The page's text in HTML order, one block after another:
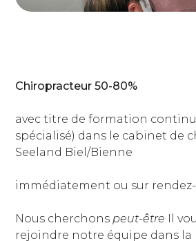
Chiropracteur 50-80%
avec titre de formation
spécialisé) dans le cabinet de
Seeland Biel/Bienne
immédiatement ou sur
Nous cherchonspeut-être
Il
rejoindre notre équipe dans la